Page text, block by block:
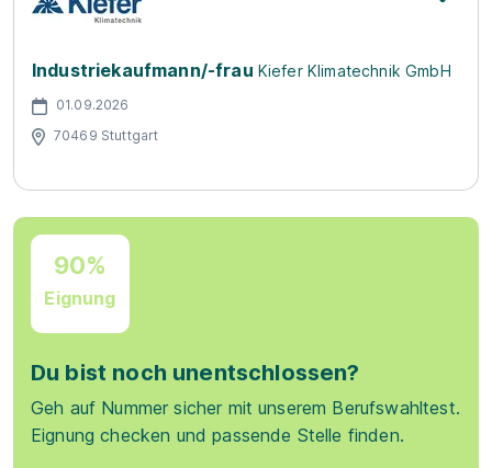
Industriekaufmann/-frau Kiefer Klimatechnik GmbH
01.09.2026
70469 Stuttgart
90%
Eignung
Du bist noch unentschlossen?
Geh auf Nummer sicher mit unserem Berufswahltest.
Eignung checken und passende Stelle finden.